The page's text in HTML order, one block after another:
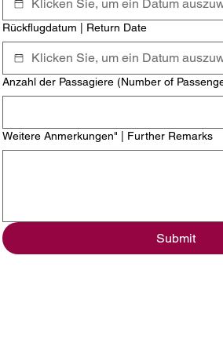
Rückflugdatum | Return Date
Anzahl der Passagiere (Number of
Weitere Anmerkungen" | Further Remarks
Submit